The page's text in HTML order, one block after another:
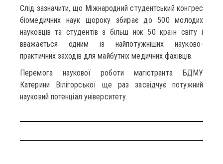
Слід зазначити, що Міжнародний студентський конгрес
біомедичних наук щороку збирає до 500 молодих
науковців та студентів з більш ніж 50 країн світу і
вважається одним із найпотужніших науково-
практичних заходів для майбутніх медичних фахівців.
Перемога наукової роботи магістранта БДМУ
Катерини Вілігорської ще раз засвідчує потужний
науковий потенціал університету.